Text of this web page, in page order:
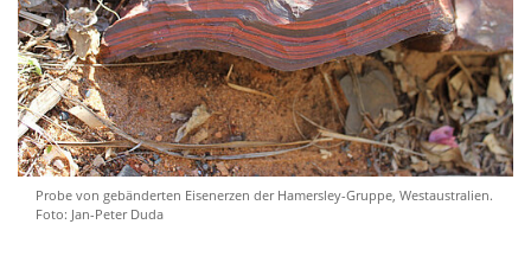
Probe von gebänderten Eisenerzen der Hamersley-Gruppe, Westaustralien.
Foto: Jan-Peter Duda